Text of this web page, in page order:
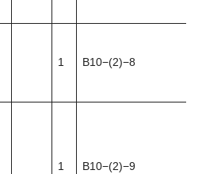
1 B10−(2)−8
1 B10−(2)−9